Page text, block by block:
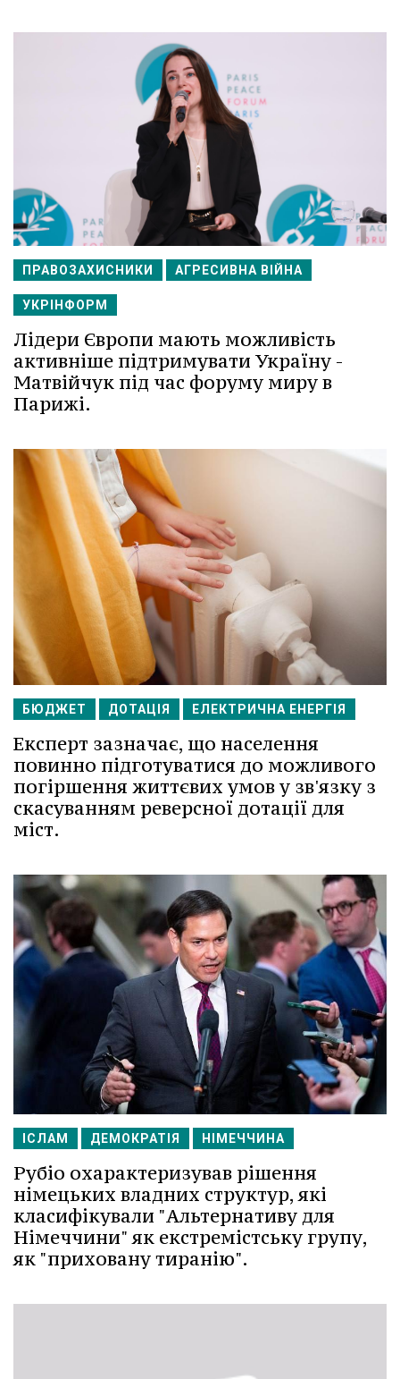
ПРАВОЗАХИСНИКИ АГРЕСИВНА ВІЙНА
УКРІНФОРМ
Лідери Європи мають можливість
активніше підтримувати Україну -
Матвійчук під час форуму миру в
Парижі.
БЮДЖЕТ ДОТАЦІЯ ЕЛЕКТРИЧНА ЕНЕРГІЯ
Експерт зазначає, що населення
повинно підготуватися до можливого
погіршення життєвих умов у зв'язку з
скасуванням реверсної дотації для
міст.
ІСЛАМ ДЕМОКРАТІЯ НІМЕЧЧИНА
Рубіо охарактеризував рішення
німецьких владних структур, які
класифікували "Альтернативу для
Німеччини" як екстремістську групу,
як "приховану тиранію".